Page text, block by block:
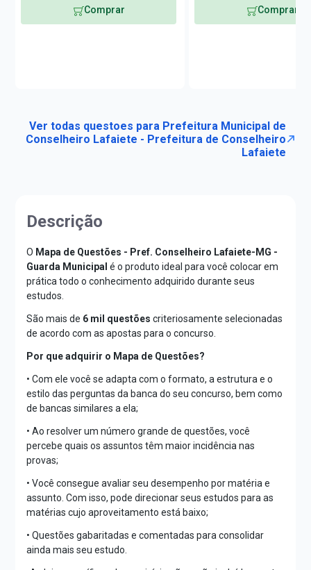
Comprar Comprar
Ver todas questoes para Prefeitura Municipal de
Conselheiro Lafaiete - Prefeitura de Conselheiro
Lafaiete
Descrição
O Mapa de Questões - Pref. Conselheiro Lafaiete-MG -
Guarda Municipal é o produto ideal para você colocar em
prática todo o conhecimento adquirido durante seus
estudos.
São mais de 6 mil questões criteriosamente selecionadas
de acordo com as apostas para o concurso.
Por que adquirir o Mapa de Questões?
• Com ele você se adapta com o formato, a estrutura e o
estilo das perguntas da banca do seu concurso, bem como
de bancas similares a ela;
• Ao resolver um número grande de questões, você
percebe quais os assuntos têm maior incidência nas
provas;
• Você consegue avaliar seu desempenho por matéria e
assunto. Com isso, pode direcionar seus estudos para as
matérias cujo aproveitamento está baixo;
• Questões gabaritadas e comentadas para consolidar
ainda mais seu estudo.